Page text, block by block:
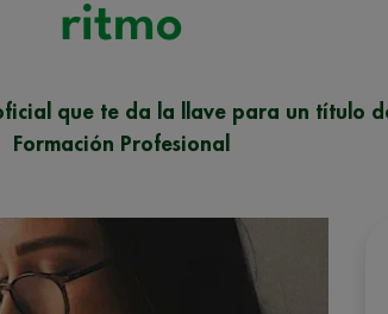
ritmo
que te da la llave para un título
Formación Profesional